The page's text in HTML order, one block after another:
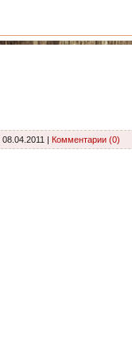
08.04.2011 | Комментарии (0)